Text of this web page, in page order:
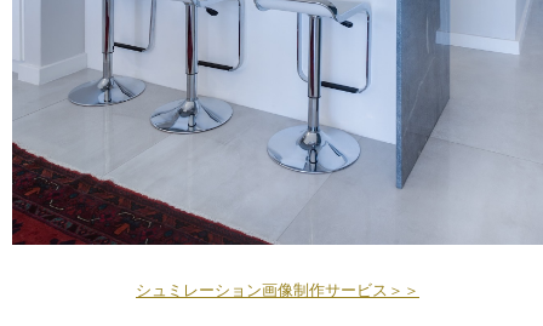
シュミレーション画像制作サービス＞＞